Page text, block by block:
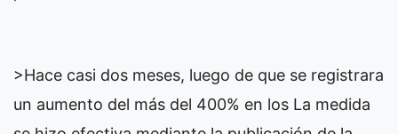
>Hace casi dos meses, luego de que se registrara
un aumento del más del 400% en los La medida